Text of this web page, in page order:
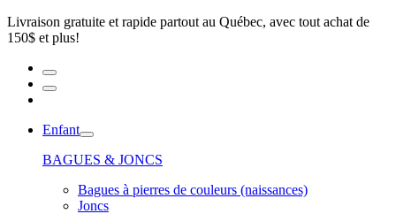
Livraison gratuite et rapide partout au Québec, avec tout achat de
150$ et plus!
Enfant
BAGUES & JONCS
Bagues à pierres de couleurs (naissances)
Joncs